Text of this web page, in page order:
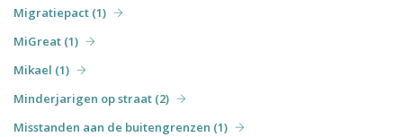
Migratiepact (1)
MiGreat (1)
Mikael (1)
Minderjarigen op straat (2)
Misstanden aan de buitengrenzen (1)